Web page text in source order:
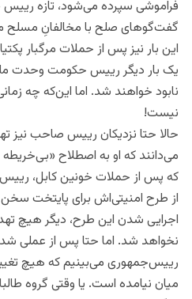
فراموشی سپرده می‌شود، تازه رییس
گفت‌گوهای صلح با مخالفانِ مسلح
این بار نیز پس از حملات مرگبار
یک بار دیگر رییس حکومت وحدت
نابود خواهند شد. اما این‌که چه
نیست!
حالا حتا نزدیکان رییس صاحب نیز
می‌دانند که او به اصطلاح
که پس از حملات خونین کابل،
از طرح امنیتی‌اش برای پایتخت
اجرایی شدن این طرح، دیگر هیچ
نخواهد شد. اما حتا پس از عملی
رییس‌جمهوری می‌بینیم که هیچ
میان نیامده است. یا وقتی گروه